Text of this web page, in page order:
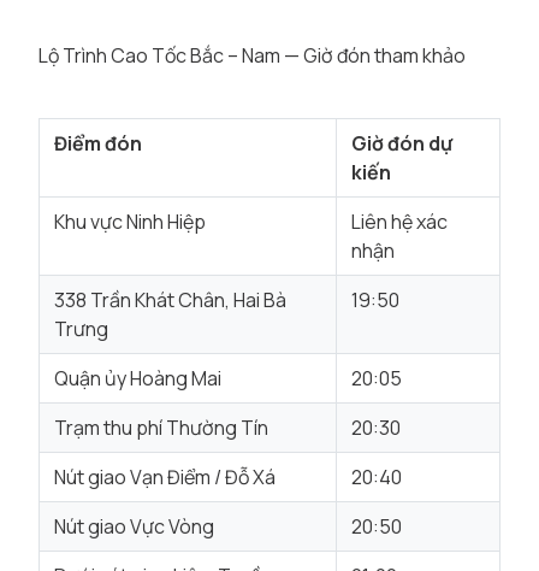
Lộ Trình Cao Tốc Bắc – Nam — Giờ đón tham khảo
Điểm đón
Giờ đón dự
kiến
Khu vực Ninh Hiệp
Liên hệ xác
nhận
338 Trần Khát Chân, Hai Bà
Trưng
19:50
Quận ủy Hoàng Mai
20:05
Trạm thu phí Thường Tín
20:30
Nút giao Vạn Điểm / Đỗ Xá
20:40
Nút giao Vực Vòng
20:50